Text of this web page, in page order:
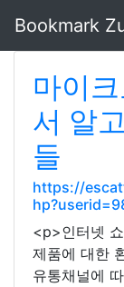
Bookmark
마이
서 알
들
https://
<p>인터넷
제품에 대한
유통채널에